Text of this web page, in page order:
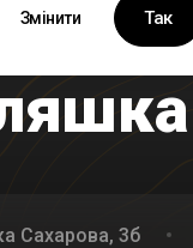
Змінити Так
Сахарова, 3б